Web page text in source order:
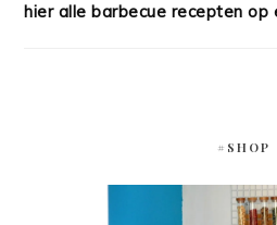
hier alle barbecue recepten op
#SHOP